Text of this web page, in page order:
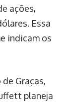
ações,
Essa
indicam os
Graças,
planeja